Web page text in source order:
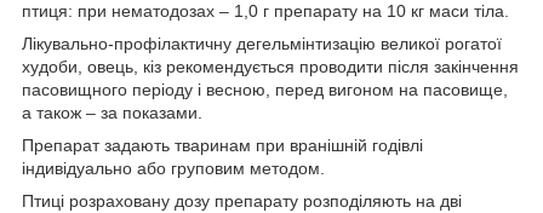
птиця: при нематодозах – 1,0 г препарату на 10 кг маси тіла.
Лікувально-профілактичну дегельмінтизацію великої рогатої
худоби, овець, кіз рекомендується проводити після закінчення
пасовищного періоду і весною, перед вигоном на пасовище,
а також – за показами.
Препарат задають тваринам при вранішній годівлі
індивідуально або груповим методом.
Птиці розраховану дозу препарату розподіляють на дві